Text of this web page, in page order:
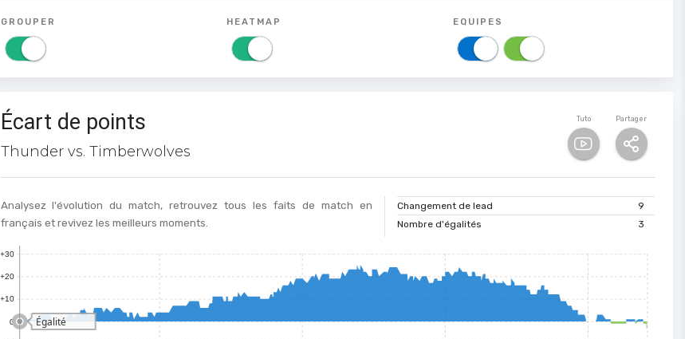
GROUPER HEATMAP EQUIPES
Partager
Tuto
Écart de points
Thunder vs. Timberwolves
Analysez l'évolution du match, retrouvez tous les faits de match en
français et revivez les meilleurs moments.
Changement de lead
9
Nombre d'égalités
3
0
+10
+20
+30
Égalité